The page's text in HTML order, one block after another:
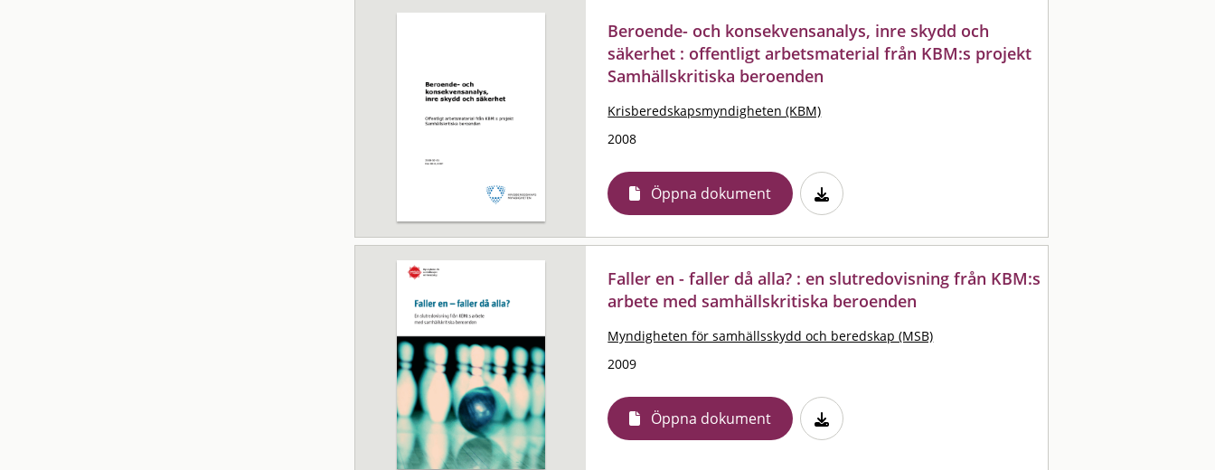
Beroende- och konsekvensanalys, inre skydd och
säkerhet : offentligt arbetsmaterial från KBM:s projekt
Samhällskritiska beroenden
Krisberedskapsmyndigheten (KBM)
2008
Öppna dokument
Faller en - faller då alla? : en slutredovisning från KBM:s
arbete med samhällskritiska beroenden
Myndigheten för samhällsskydd och beredskap (MSB)
2009
Öppna dokument